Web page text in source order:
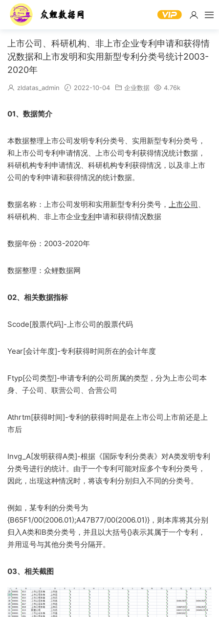
上市公司、科研机构、非上市企业专利申请和获得情
况数据和上市发明和实用新型专利分类号统计2003-
2020年
zldatas_admin 2022-10-04 企业数据 4.76k
01、数据简介
本数据整理上市公司发明专利分类号、实用新型专利分类号，
和上市公司专利申请情况、上市公司专利获得情况统计数据，
科研机构专利申请情况、科研机构专利获得情况，以及非上市
公司的专利申请和获得情况的统计数据。
数据名称：上市公司发明和实用新型专利分类号， 上市公司 、
科研机构、非上市企业专利申请和获得情况数据
数据年份：2003-2020年
数据整理：众鲤数据网
02、相关数据指标
Scode[股票代码]-上市公司的股票代码
​Year[会计年度]-专利获得时间所在的会计年度
Ftyp[公司类型]-申请专利的公司所属的类型，分为上市公司本
身、子公司、联营公司、合营公司
Athrtm[获得时间]-专利的获得时间是在上市公司上市前还是上
市后
Invg_A[发明获得A类]-根据《国际专利分类表》对A类发明专利
分类号进行的统计。由于一个专利可能对应多个专利分类号，
因此，出现这种情况时，将该专利分别归入不同的分类号。
例如，某专利的分类号为
{B65F1/00(2006.01);A47B77/00(2006.01)}，则本库将其分别
归入A类和B类分类号，并且以大括号{}表示其属于一个专利，
并用逗号与其他分类号分隔开。​
03、相关截图